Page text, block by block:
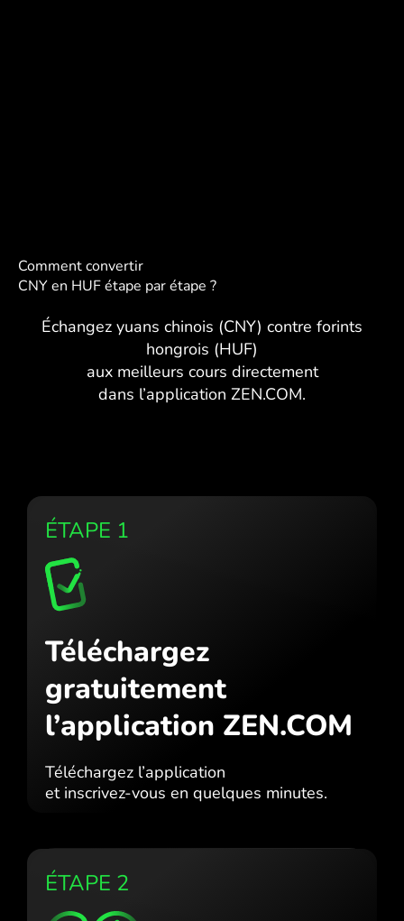
Comment convertir
CNY en HUF étape par étape ?
Échangez yuans chinois (CNY) contre forints
hongrois (HUF)
aux meilleurs cours directement
dans l’application ZEN.COM.
ÉTAPE 1
Téléchargez
gratuitement
l’application ZEN.COM
Téléchargez l’application
et inscrivez-vous en quelques minutes.
ÉTAPE 2